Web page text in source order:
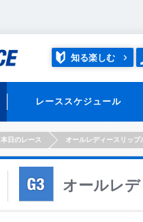
知る楽しむ
レーススケジュール
本日のレース オールレディースリップ
オールレ